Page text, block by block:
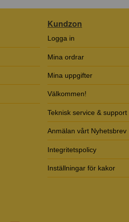
Kundzon
Logga in
Mina ordrar
Mina uppgifter
Välkommen!
Teknisk service & support
Anmälan vårt Nyhetsbrev
Integritetspolicy
Inställningar för kakor